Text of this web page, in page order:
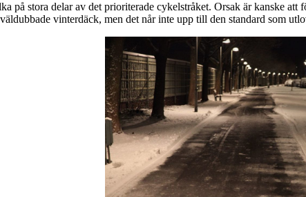
på stora delar av det prioriterade cykelstråket. Orsak är kanske
vinterdäck, men det når inte upp till den standard som